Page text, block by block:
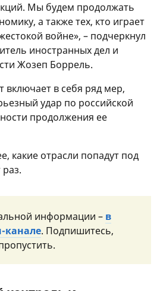
Мы будем продолжать
а также тех, кто играет
войне», – подчеркнул
иностранных дел и
Жозеп Боррель.
включает в себя ряд мер,
удар по российской
продолжения ее
какие отрасли попадут под
информации – в
канале. Подпишитесь,